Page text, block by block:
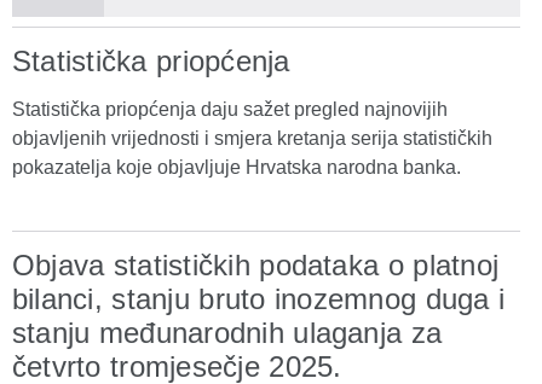
Statistička priopćenja
Statistička priopćenja daju sažet pregled najnovijih
objavljenih vrijednosti i smjera kretanja serija statističkih
pokazatelja koje objavljuje Hrvatska narodna banka.
Objava statističkih podataka o platnoj
bilanci, stanju bruto inozemnog duga i
stanju međunarodnih ulaganja za
četvrto tromjesečje 2025.